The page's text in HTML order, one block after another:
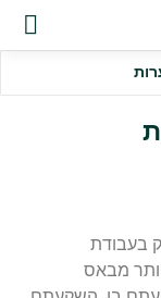
בעבודת
יותר מבאס